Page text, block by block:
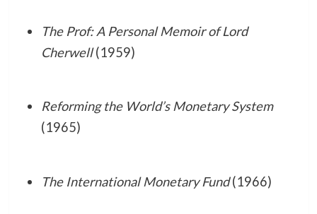
The Prof: A Personal Memoir of Lord
Cherwell(1959)
Reforming the World’s Monetary System
(1965)
The International Monetary Fund(1966)